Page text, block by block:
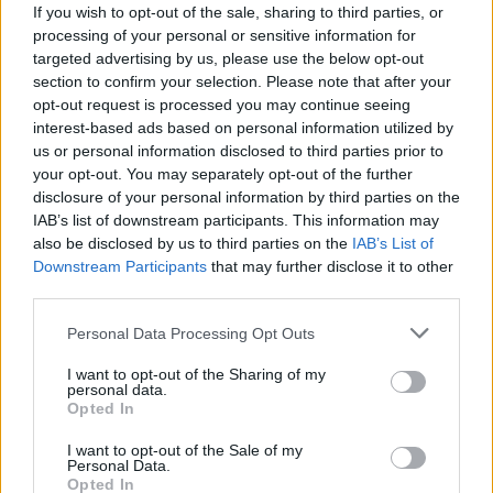
If you wish to opt-out of the sale, sharing to third parties, or
processing of your personal or sensitive information for
targeted advertising by us, please use the below opt-out
section to confirm your selection. Please note that after your
opt-out request is processed you may continue seeing
interest-based ads based on personal information utilized by
us or personal information disclosed to third parties prior to
your opt-out. You may separately opt-out of the further
disclosure of your personal information by third parties on the
IAB’s list of downstream participants. This information may
also be disclosed by us to third parties on the IAB’s List of
Downstream Participants that may further disclose it to other
Please note that this website/app uses one or more Google
not limited to your visit or usage behaviour. You may click to
grant or deny consent to Google and its third-party tags to
use your data for below specified purposes in below Google
consent section.
Personal Data Processing Opt Outs
I want to opt-out of the Sharing of my
personal data.
Opted In
I want to opt-out of the Sale of my
Personal Data.
Opted In